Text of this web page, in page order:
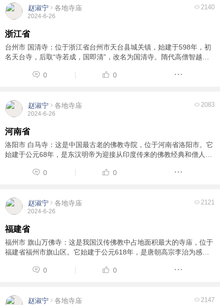
赵淑宁 各地寺庙
2024-6-26
2140
浙江省
台州市 国清寺：位于浙江省台州市天台县城关镇，始建于598年，初
名天台寺，后取“寺若成，国即清”，改名为国清寺。隋代高僧智越大
天台山国清寺为祖庭。 舟山市 普济禅 ...
0 0
赵淑宁 各地寺庙
2024-6-26
2083
河南省
洛阳市 白马寺：这是中国最古老的佛教寺院，位于河南省洛阳市。它
始建于公元68年，是东汉明帝为迎接从印度传来的佛教经典和僧人而
0 0
赵淑宁 各地寺庙
2024-6-26
2121
福建省
福州市 旗山万佛寺：这是我国汉传佛教中占地面积最大的寺庙，位于
福建省福州市旗山区。它始建于公元618年，是唐朝高宗李治为感谢
林木花园苗圃570亩。 厦门市 南普陀寺： ...
0 0
赵淑宁 各地寺庙 2147